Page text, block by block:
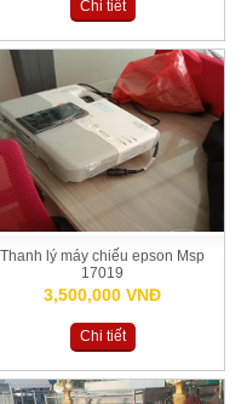
Chi tiết
Thanh lý máy chiếu epson Msp
17019
3,500,000 VNĐ
Chi tiết